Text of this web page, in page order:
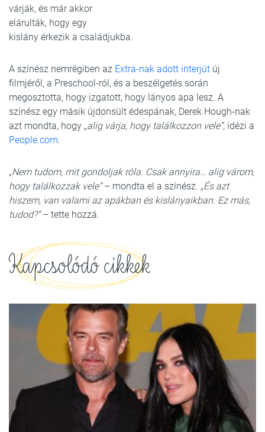
várják, és már akkor
elárulták, hogy egy
kislány érkezik a családjukba.
A színész nemrégiben az Extra-nak adott interjút új
filmjéről, a Preschool-ról, és a beszélgetés során
megosztotta, hogy izgatott, hogy lányos apa lesz. A
színész egy másik újdonsült édespának, Derek Hough-nak
azt mondta, hogy „alig várja, hogy találkozzon vele”, idézi a
People.com.
„Nem tudom, mit gondoljak róla. Csak annyira… alig várom,
hogy találkozzak vele”– mondta el a színész. „És azt
hiszem, van valami az apákban és kislányaikban. Ez más,
tudod?”– tette hozzá.
Kapcsolódó cikkek